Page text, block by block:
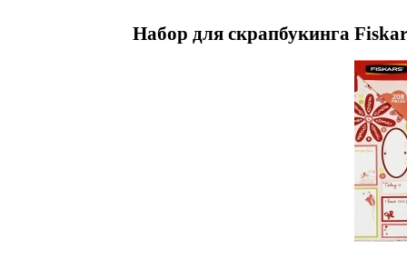
Набор для скрапбукинга